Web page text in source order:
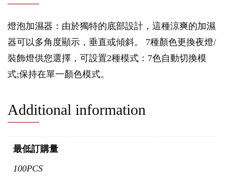
燈泡加濕器：由於獨特的底部設計，這種涼爽的加濕
器可以多角度顯示，垂直或傾斜。 7種顏色更換夜燈/
裝飾燈供您選擇，可設置2種模式：7色自動切換模
式;保持在單一顏色模式。
Additional information
最低訂購量
100PCS